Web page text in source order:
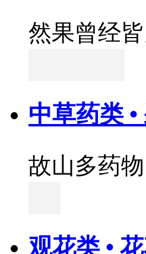
然果曾经
中草药类
故山多药
观花类 •